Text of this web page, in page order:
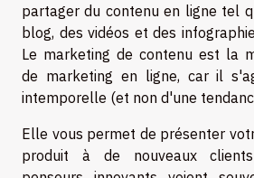
partager du contenu en ligne tel
blog, des vidéos et des
Le marketing de contenu est la
de marketing en ligne, car il
intemporelle (et non d'une
Elle vous permet de présenter
produit à de nouveaux